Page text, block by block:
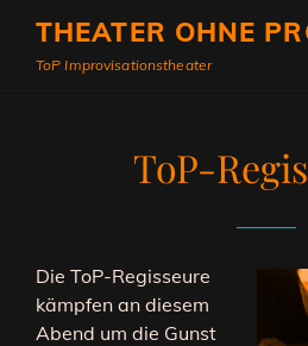
THEATER OHNE
ToP Improvisationstheater
ToP-
Die ToP-Regisseure
kämpfen an diesem
Abend um die Gunst